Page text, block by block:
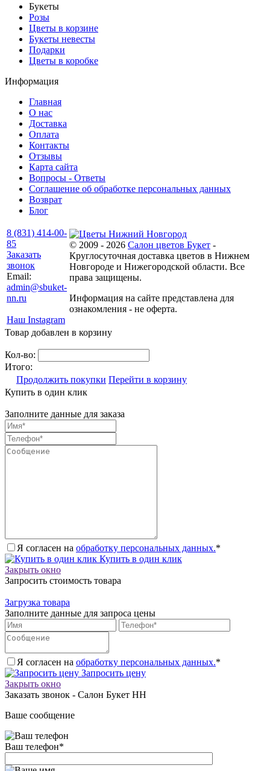
Букеты
Розы
Цветы в корзине
Букеты невесты
Подарки
Цветы в коробке
Информация
Главная
О нас
Доставка
Оплата
Контакты
Отзывы
Карта сайта
Вопросы - Ответы
Соглашение об обработке персональных данных
Возврат
Блог
8 (831) 414-00-
85
Заказать
звонок
Email:
admin@sbuket-
nn.ru
Наш Instagram
© 2009 - 2026 Салон цветов Букет -
Круглосуточная доставка цветов в Нижнем
Новгороде и Нижегородской области. Все
права защищены.
Информация на сайте представлена для
ознакомления - не оферта.
Товар добавлен в корзину
Кол-во:
Итого:
Продолжить покупки Перейти в корзину
Купить в один клик
Заполните данные для заказа
Я согласен на обработку персональных данных.*
Купить в один клик
Закрыть окно
Запросить стоимость товара
Загрузка товара
Заполните данные для запроса цены
Я согласен на обработку персональных данных.*
Запросить цену
Закрыть окно
Заказать звонок - Салон Букет НН
Ваше сообщение
Ваш телефон*